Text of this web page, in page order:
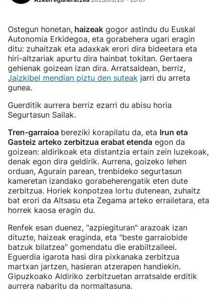
Ostegun honetan, haizeak gogor astindu du Euskal
Autonomia Erkidegoa, eta gorabehera ugari eragin
ditu: zuhaitzak eta adaxkak erori dira bideetara eta
hiri-altzariak apurtu dira hainbat tokitan. Gertaera
gehienak goizean izan dira. Arratsaldean, berriz,
Jaizkibel mendian piztu den suteak jarri du arreta
gunea.
Guerditik aurrera berriz ezarri du abisu horia
Segurtasun Sailak.
Tren-garraioa bereziki korapilatu da, eta Irun eta
Gasteiz arteko zerbitzua erabat etenda egon da
goizean: aldirikoak eta distantzia ertain zein luzekoak,
denak egon dira geldirik. Aurrena, goizeko lehen
orduan, Agurain parean, trenbideko segurtasun
kameretan izandako gorabeherengatik eten dute
zerbitzua. Horiek konpotzea lortu dutenean, zuhaitz
bat erori da Altsasu eta Zegama arteko errailetara, eta
horrek kaosa eragin du.
Renfek esan duenez, "azpiegituran" arazoak izan
dituzte, haizeak eraginda, eta "beste garraiobide
batzuk bilatzea" gomendatu die erabiltzaileei.
Eguerdia igarota hasi dira pixkanaka zerbitzua
martxan jartzen, hasieran atzerapen handiekin.
Gipuzkoako Aldiriko zerbitzuetan arratsalde erditik
aurrera nabaritu da normaltasuna.